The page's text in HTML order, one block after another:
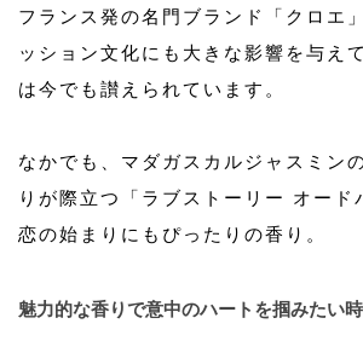
フランス発の名門ブランド「クロエ
ッション文化にも大きな影響を与え
は今でも讃えられています。
なかでも、マダガスカルジャスミン
りが際立つ「ラブストーリー オード
恋の始まりにもぴったりの香り。
魅力的な香りで意中のハートを掴みたい